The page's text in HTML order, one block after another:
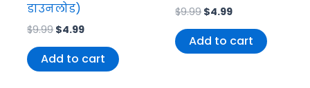
डाउनलोड)
$9.99 $4.99
Add to cart
$9.99 $4.99
Add to cart